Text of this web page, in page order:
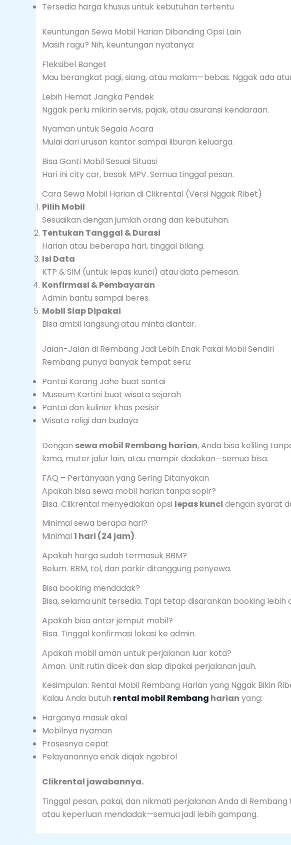
Tersedia harga khusus untuk kebutuhan tertentu
Keuntungan Sewa Mobil Harian Dibanding Opsi Lain
Masih ragu? Nih, keuntungan nyatanya:
Fleksibel Banget
Mau berangkat pagi, siang, atau malam—bebas. Nggak ada
Lebih Hemat Jangka Pendek
Nggak perlu mikirin servis, pajak, atau asuransi kendaraan.
Nyaman untuk Segala Acara
Mulai dari urusan kantor sampai liburan keluarga.
Bisa Ganti Mobil Sesuai Situasi
Hari ini city car, besok MPV. Semua tinggal pesan.
Cara Sewa Mobil Harian di Clikrental (Versi Nggak Ribet)
Pilih Mobil
Sesuaikan dengan jumlah orang dan kebutuhan.
Tentukan Tanggal & Durasi
Harian atau beberapa hari, tinggal bilang.
Isi Data
KTP & SIM (untuk lepas kunci) atau data pemesan.
Konfirmasi & Pembayaran
Admin bantu sampai beres.
Mobil Siap Dipakai
Bisa ambil langsung atau minta diantar.
Jalan-Jalan di Rembang Jadi Lebih Enak Pakai Mobil Sendiri
Rembang punya banyak tempat seru:
Pantai Karang Jahe buat santai
Museum Kartini buat wisata sejarah
Pantai dan kuliner khas pesisir
Wisata religi dan budaya
Dengan sewa mobil Rembang harian, Anda bisa keliling
lama, muter jalur lain, atau mampir dadakan—semua bisa.
FAQ – Pertanyaan yang Sering Ditanyakan
Apakah bisa sewa mobil harian tanpa sopir?
Bisa. Clikrental menyediakan opsi lepas kunci dengan syarat
Minimal sewa berapa hari?
Minimal 1 hari (24 jam).
Apakah harga sudah termasuk BBM?
Belum. BBM, tol, dan parkir ditanggung penyewa.
Bisa booking mendadak?
Bisa, selama unit tersedia. Tapi tetap disarankan booking lebih
Apakah bisa antar jemput mobil?
Bisa. Tinggal konfirmasi lokasi ke admin.
Apakah mobil aman untuk perjalanan luar kota?
Aman. Unit rutin dicek dan siap dipakai perjalanan jauh.
Kesimpulan: Rental Mobil Rembang Harian yang Nggak Bikin
Kalau Anda butuh rental mobil Rembang harian yang:
Harganya masuk akal
Mobilnya nyaman
Prosesnya cepat
Pelayanannya enak diajak ngobrol
Clikrental jawabannya.
Tinggal pesan, pakai, dan nikmati perjalanan Anda di
atau keperluan mendadak—semua jadi lebih gampang.